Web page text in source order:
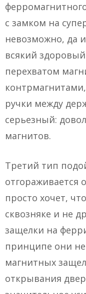
с замком на
невозможно, да
всякий
перехватом
ручки между
серьезный:
магнитов.
Третий тип
отгораживается
просто хочет,
сквозняке и не
защелки на
принципе они
магнитных
открывания